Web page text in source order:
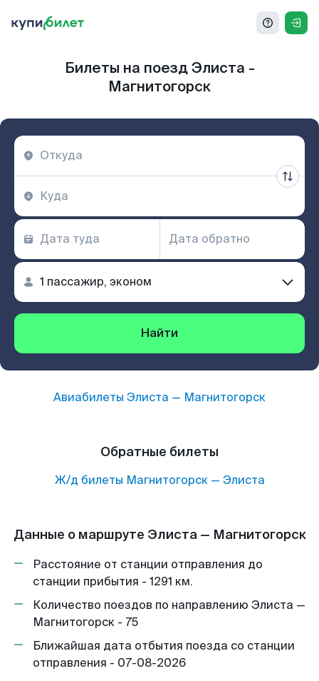
Билеты на поезд Элиста -
Магнитогорск
Найти
Авиабилеты Элиста — Магнитогорск
Обратные билеты
Ж/д билеты Магнитогорск— Элиста
Данные о маршруте Элиста — Магнитогорск
Расстояние от станции отправления до
станции прибытия - 1291 км.
Количество поездов по направлению Элиста —
Магнитогорск - 75
Ближайшая дата отбытия поезда со станции
отправления - 07-08-2026